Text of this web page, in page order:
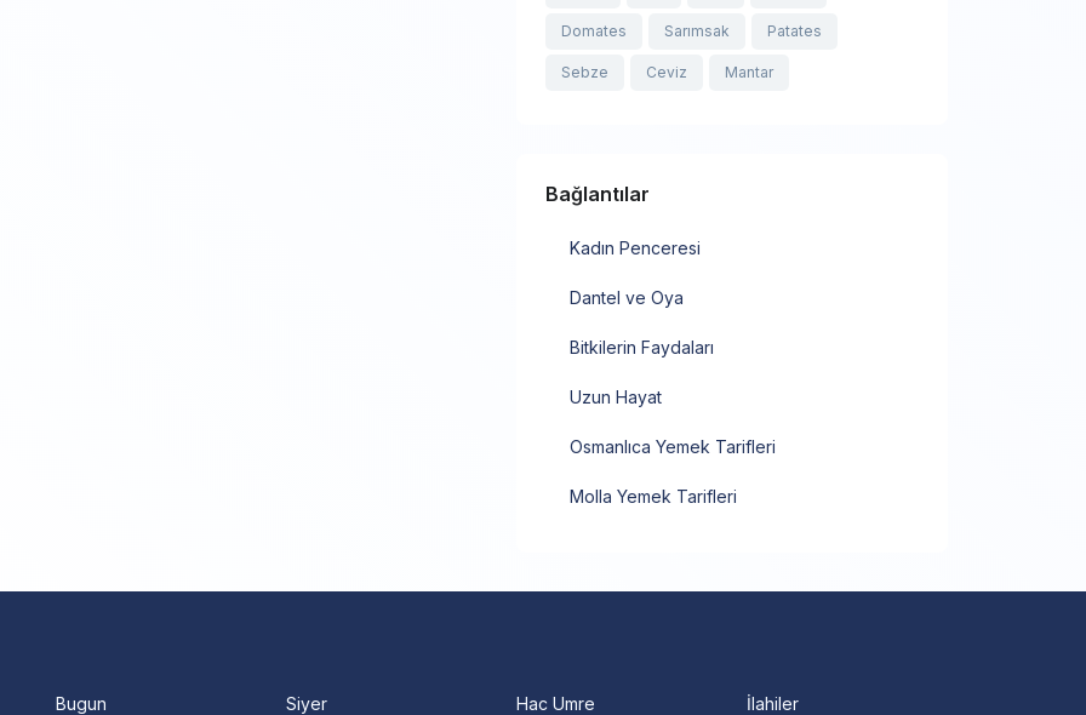
Domates Sarımsak Patates
Sebze Ceviz Mantar
Bağlantılar
Kadın Penceresi
Dantel ve Oya
Bitkilerin Faydaları
Uzun Hayat
Osmanlıca Yemek Tarifleri
Molla Yemek Tarifleri
Bugun Siyer Hac Umre İlahiler